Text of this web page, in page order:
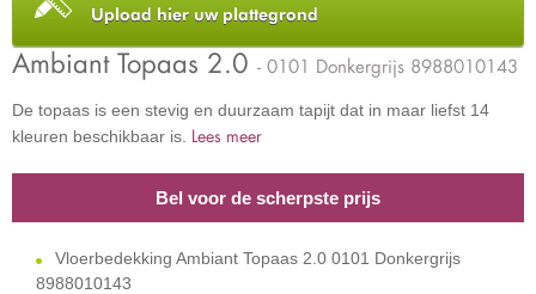
Upload hier uw plattegrond
Ambiant Topaas 2.0 - 0101 Donkergrijs 8988010143
De topaas is een stevig en duurzaam tapijt dat in maar liefst 14
kleuren beschikbaar is. Lees meer
Bel voor de scherpste prijs
Vloerbedekking Ambiant Topaas 2.0 0101 Donkergrijs
8988010143